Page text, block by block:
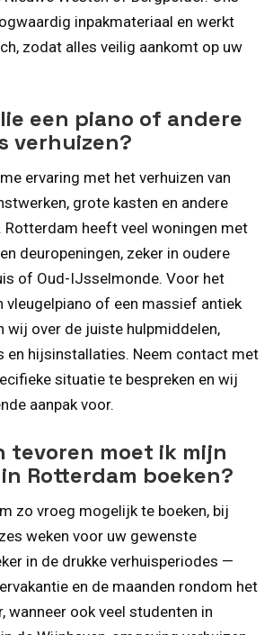
inpakmateriaal en werkt
zodat alles veilig aankomt op uw
een piano of andere
verhuizen?
ervaring met het verhuizen van
grote kasten en andere
heeft veel woningen met
deuropeningen, zeker in oudere
of Oud-IJsselmonde. Voor het
vleugelpiano of een massief antiek
wij over de juiste hulpmiddelen,
en hijsinstallaties. Neem contact met
situatie te bespreken en wij
aanpak voor.
tevoren moet ik mijn
Rotterdam boeken?
zo vroeg mogelijk te boeken, bij
weken voor uw gewenste
in de drukke verhuisperiodes —
en de maanden rondom het
wanneer ook veel studenten in